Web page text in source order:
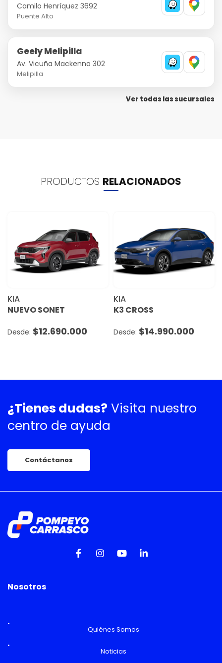
Camilo Henríquez 3692
Puente Alto
Geely Melipilla
Av. Vicuña Mackenna 302
Melipilla
Ver todas las sucursales
PRODUCTOS RELACIONADOS
KIA
NUEVO SONET
$12.690.000
KIA
K3 CROSS
$14.990.000
¿Tienes dudas? Visita nuestro
centro de ayuda
Contáctanos
Nosotros
Quiénes Somos
Noticias